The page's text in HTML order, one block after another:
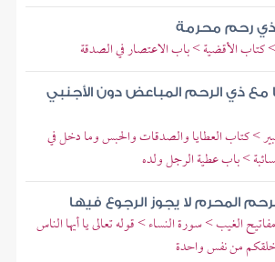
رحم محرمة
كتاب الأقضية > باب الاعتصار في الصدقة
مع ذي الرحم المباعض دون الأجنبي
> كتاب العطايا والصدقات والحبس وما دخل في
> باب عطية الرجل ولده
المحرم لا يجوز الرجوع فيها
الغيب > سورة النساء > قوله تعالى يا أيها الناس
خلقكم من نفس واحدة